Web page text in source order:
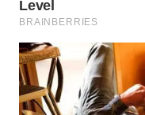
movimentos e à
Secar o rosto
atrito excessivo
Reservar uma
sempre limpa e